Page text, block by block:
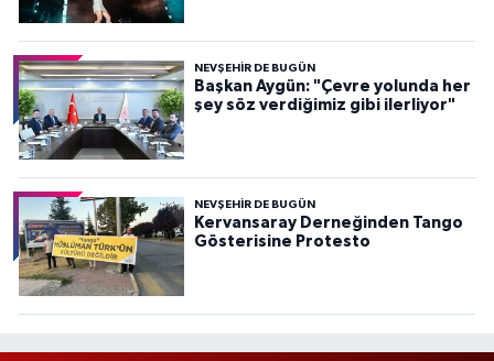
NEVŞEHIR DE BUGÜN
Başkan Aygün: "Çevre yolunda her
şey söz verdiğimiz gibi ilerliyor"
NEVŞEHIR DE BUGÜN
Kervansaray Derneğinden Tango
Gösterisine Protesto